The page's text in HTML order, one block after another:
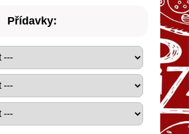
Přídavky: